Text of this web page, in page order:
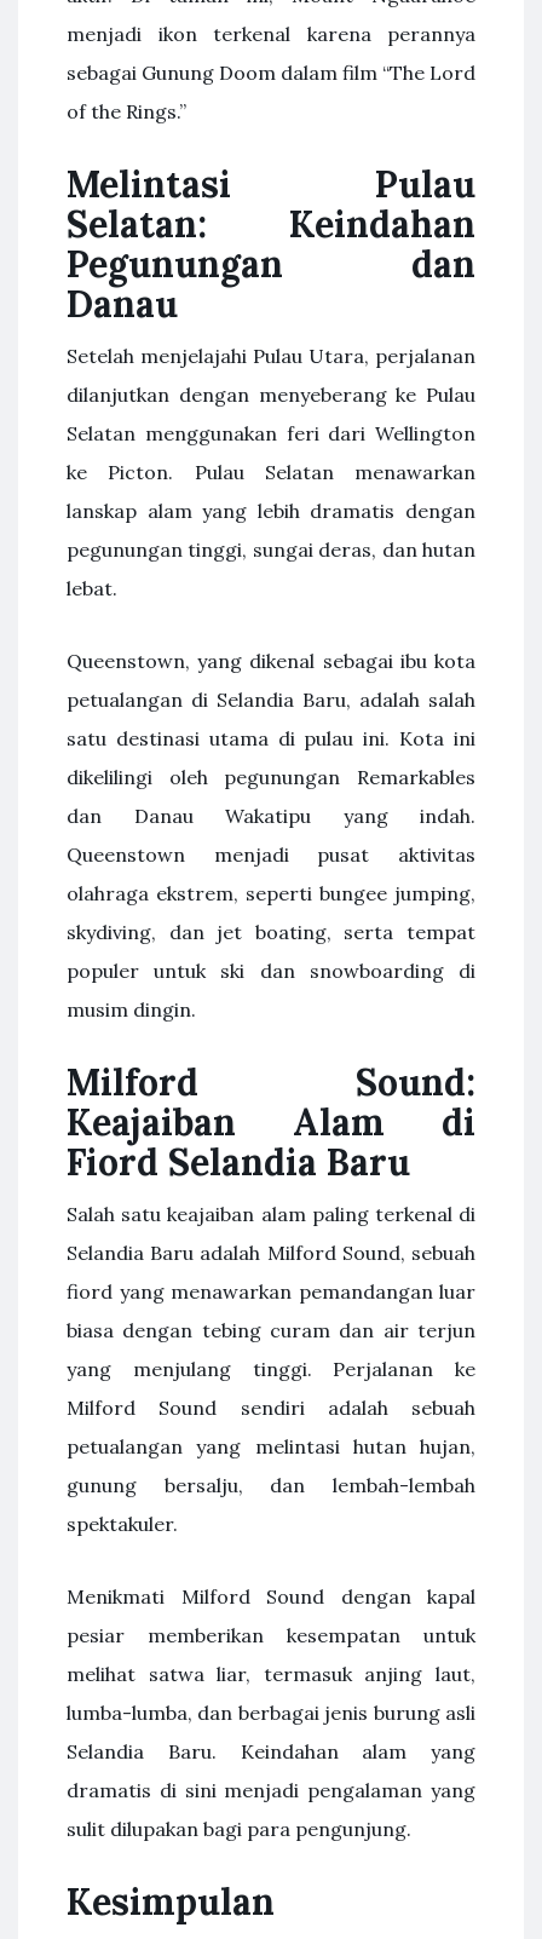
menjadi ikon terkenal karena perannya
sebagai Gunung Doom dalam film “The Lord
of the Rings.”
Melintasi Pulau
Selatan: Keindahan
Pegunungan dan
Danau
Setelah menjelajahi Pulau Utara, perjalanan
dilanjutkan dengan menyeberang ke Pulau
Selatan menggunakan feri dari Wellington
ke Picton. Pulau Selatan menawarkan
lanskap alam yang lebih dramatis dengan
pegunungan tinggi, sungai deras, dan hutan
lebat.
Queenstown, yang dikenal sebagai ibu kota
petualangan di Selandia Baru, adalah salah
satu destinasi utama di pulau ini. Kota ini
dikelilingi oleh pegunungan Remarkables
dan Danau Wakatipu yang indah.
Queenstown menjadi pusat aktivitas
olahraga ekstrem, seperti bungee jumping,
skydiving, dan jet boating, serta tempat
populer untuk ski dan snowboarding di
musim dingin.
Milford Sound:
Keajaiban Alam di
Fiord Selandia Baru
Salah satu keajaiban alam paling terkenal di
Selandia Baru adalah Milford Sound, sebuah
fiord yang menawarkan pemandangan luar
biasa dengan tebing curam dan air terjun
yang menjulang tinggi. Perjalanan ke
Milford Sound sendiri adalah sebuah
petualangan yang melintasi hutan hujan,
gunung bersalju, dan lembah-lembah
spektakuler.
Menikmati Milford Sound dengan kapal
pesiar memberikan kesempatan untuk
melihat satwa liar, termasuk anjing laut,
lumba-lumba, dan berbagai jenis burung asli
Selandia Baru. Keindahan alam yang
dramatis di sini menjadi pengalaman yang
sulit dilupakan bagi para pengunjung.
Kesimpulan